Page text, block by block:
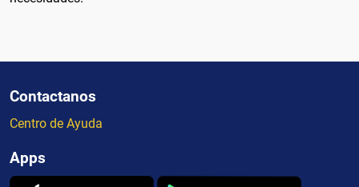
Contactanos
Centro de Ayuda
Apps